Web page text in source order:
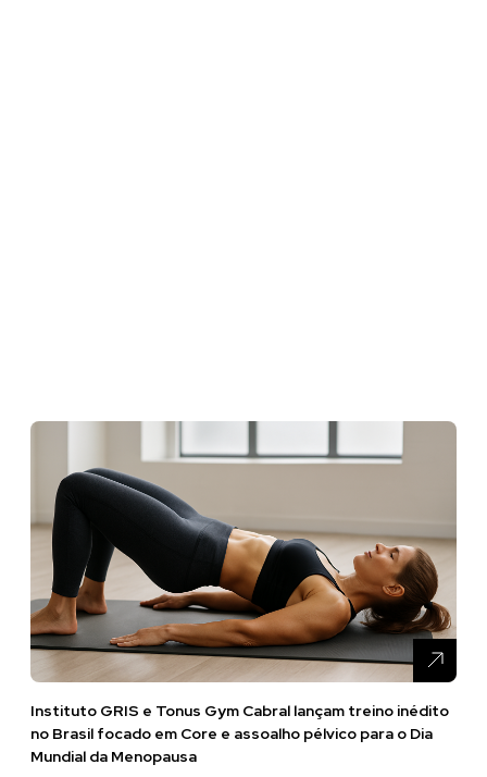
Instituto GRIS e Tonus Gym Cabral lançam treino inédito
no Brasil focado em Core e assoalho pélvico para o Dia
Mundial da Menopausa